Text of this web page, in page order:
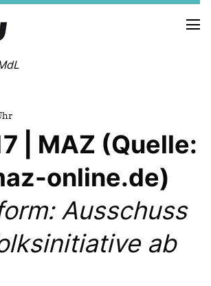
VITA
WAHLKREISBESUCHE
PRESSEFOTOS
MEIN BÜRGERBÜRO
| MAZ (Quelle:
online.de)
Ausschuss
ab